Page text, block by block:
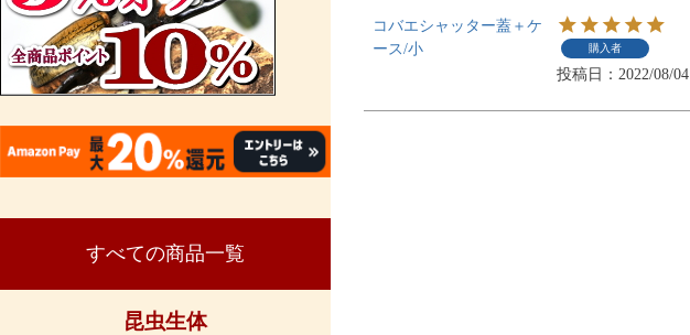
すべての商品一覧
昆虫生体
コバエシャッター蓋＋ケ
ース/小
購入者
投稿日 2022/08/04